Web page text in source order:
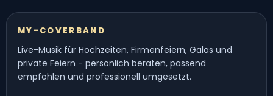
MY-COVERBAND
Live-Musik für Hochzeiten, Firmenfeiern, Galas und
private Feiern - persönlich beraten, passend
empfohlen und professionell umgesetzt.